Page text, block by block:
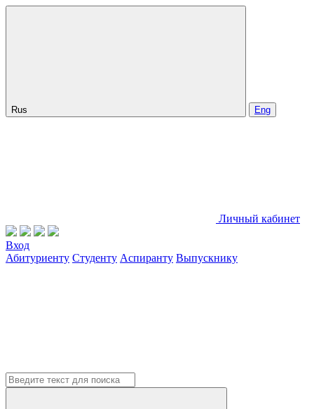
Rus Eng
Личный кабинет
Вход
Абитуриенту Студенту Аспиранту Выпускнику